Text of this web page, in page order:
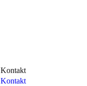
Kontakt
Kontakt